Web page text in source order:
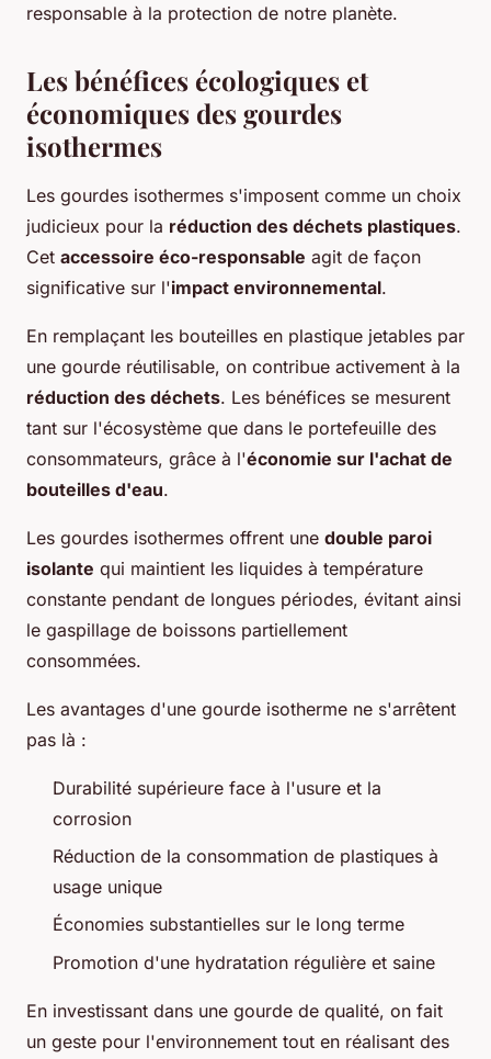
responsable à la protection de notre planète.
Les bénéfices écologiques et
économiques des gourdes
isothermes
Les gourdes isothermes s'imposent comme un choix
judicieux pour la réduction des déchets plastiques.
Cet accessoire éco-responsable agit de façon
significative sur l'impact environnemental.
En remplaçant les bouteilles en plastique jetables par
une gourde réutilisable, on contribue activement à la
réduction des déchets. Les bénéfices se mesurent
tant sur l'écosystème que dans le portefeuille des
consommateurs, grâce à l'économie sur l'achat de
bouteilles d'eau.
Les gourdes isothermes offrent une double paroi
isolante qui maintient les liquides à température
constante pendant de longues périodes, évitant ainsi
le gaspillage de boissons partiellement
consommées.
Les avantages d'une gourde isotherme ne s'arrêtent
pas là :
Durabilité supérieure face à l'usure et la
corrosion
Réduction de la consommation de plastiques à
usage unique
Économies substantielles sur le long terme
Promotion d'une hydratation régulière et saine
En investissant dans une gourde de qualité, on fait
un geste pour l'environnement tout en réalisant des